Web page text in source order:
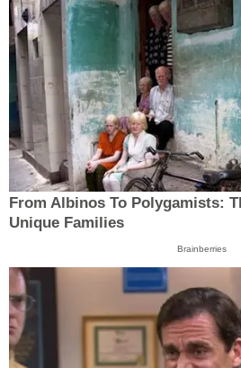
From Albinos To Polygamists:
Unique Families
Brainberries